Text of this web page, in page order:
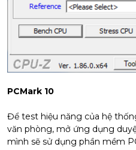
PCMark 10
Để test hiệu năng của hệ
văn phòng, mở ứng dụng
mình sẽ sử dụng phần mềm